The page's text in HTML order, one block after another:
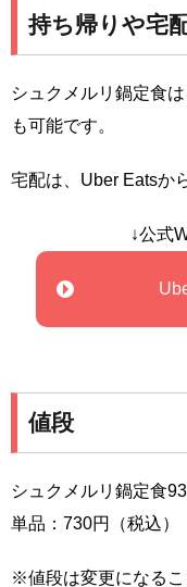
持ち帰りや宅
シュクメルリ鍋定食
も可能です。
宅配は、Uber Eatsか
↓公式
値段
シュクメルリ鍋定食
単品：730円（税込）
※値段は変更になる